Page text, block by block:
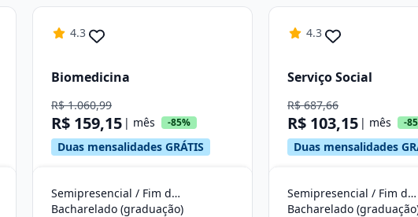
4.3
Biomedicina
R$ 1.060,99
R$ 159,15 | mês -85%
Duas mensalidades GRÁTIS
Semipresencial / Fim de Semana
Bacharelado (graduação)
4.3
Serviço Social
R$ 687,66
R$ 103,15 | mês -
Duas mensalidades
Semipresencial / Fim de Semana
Bacharelado